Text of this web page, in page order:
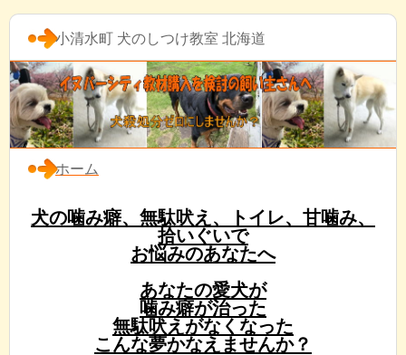
小清水町 犬のしつけ教室 北海道
ホーム
犬の噛み癖、無駄吠え、トイレ、甘噛み、
拾いぐいで
お悩みのあなたへ
あなたの愛犬が
噛み癖が治った
無駄吠えがなくなった
こんな夢かなえませんか？